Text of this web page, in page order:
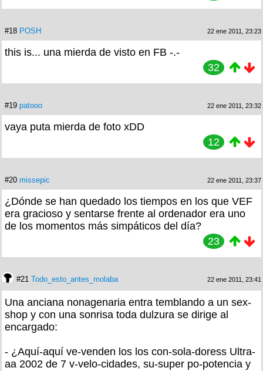
#18 POSH 22 ene 2011, 23:23
this is... una mierda de visto en FB -.-
32
#19 patooo 22 ene 2011, 23:32
vaya puta mierda de foto xDD
12
#20 missepic 22 ene 2011, 23:37
¿Dónde se han quedado los tiempos en los que VEF
era gracioso y sentarse frente al ordenador era uno
de los momentos más simpáticos del día?
23
#21 Todo_esto_antes_molaba 22 ene 2011, 23:41
Una anciana nonagenaria entra temblando a un sex-
shop y con una sonrisa toda dulzura se dirige al
encargado:
- ¿Aquí­-aquí­ ve-venden los los con-sola-doress Ultra-
aa 2002 de 7 v-velo-cidades, su-super po-potencia y